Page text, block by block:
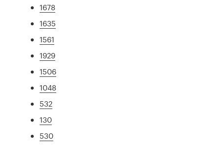
1678
1635
1561
1929
1506
1048
532
130
530